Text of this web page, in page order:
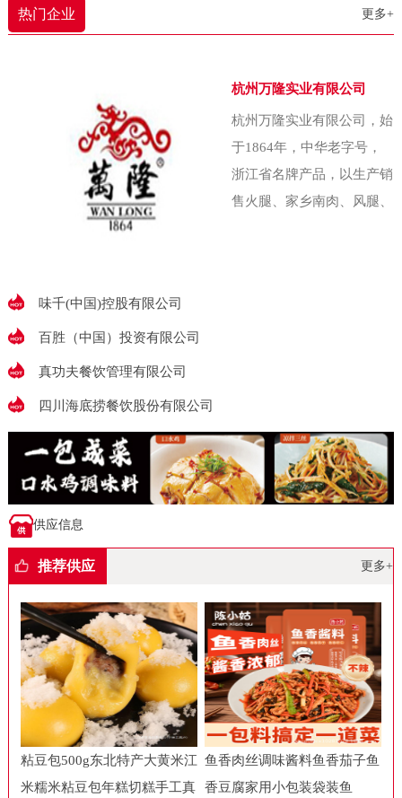
还能照顾照顾家里。下雨了啥的，
季匆忙抛售，收益甚微。为破解这
一难题，金川乡金珠村两委经集体
研究决策，创办了村集体企业——
金五园农业发展
热门企业 更多+
杭州万隆实业有限公司
杭州万隆实业有限公司，始
于1864年，中华老字号，
浙江省名牌产品，以生产销
售火腿、家乡南肉、风腿、
味千(中国)控股有限公司
百胜（中国）投资有限公司
真功夫餐饮管理有限公司
四川海底捞餐饮股份有限公司
供应信息
推荐供应 更多+
粘豆包500g东北特产大黄米江
米糯米粘豆包年糕切糕手工真
鱼香肉丝调味酱料鱼香茄子鱼
香豆腐家用小包装袋装鱼